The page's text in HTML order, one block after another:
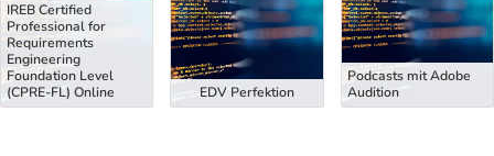
IREB Certified
Professional for
Requirements
Engineering
Foundation Level
(CPRE-FL) Online
EDV Perfektion
Podcasts mit Adobe
Audition